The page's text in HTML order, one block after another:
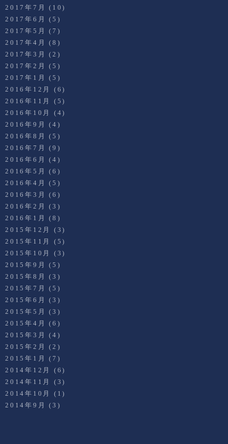
2017年7月
(10)
2017年6月
(5)
2017年5月
(7)
2017年4月
(8)
2017年3月
(2)
2017年2月
(5)
2017年1月
(5)
2016年12月
(6)
2016年11月
(5)
2016年10月
(4)
2016年9月
(4)
2016年8月
(5)
2016年7月
(9)
2016年6月
(4)
2016年5月
(6)
2016年4月
(5)
2016年3月
(6)
2016年2月
(3)
2016年1月
(8)
2015年12月
(3)
2015年11月
(5)
2015年10月
(3)
2015年9月
(5)
2015年8月
(3)
2015年7月
(5)
2015年6月
(3)
2015年5月
(3)
2015年4月
(6)
2015年3月
(4)
2015年2月
(2)
2015年1月
(7)
2014年12月
(6)
2014年11月
(3)
2014年10月
(1)
2014年9月
(3)